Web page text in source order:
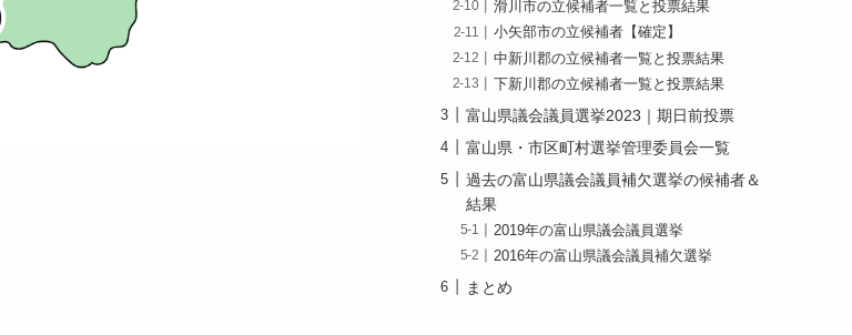
滑川市の立候補者一覧と投票結果
小矢部市の立候補者【確定】
中新川郡の立候補者一覧と投票結果
下新川郡の立候補者一覧と投票結果
富山県議会議員選挙2023｜期日前投票
富山県・市区町村選挙管理委員会一覧
過去の富山県議会議員補欠選挙の候補者＆
結果
2019年の富山県議会議員選挙
2016年の富山県議会議員補欠選挙
まとめ